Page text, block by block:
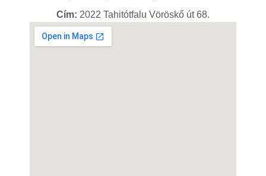
Cím: 2022 Tahitótfalu Vöröskő út 68.